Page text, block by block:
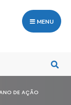
MENU
DE AÇÃO